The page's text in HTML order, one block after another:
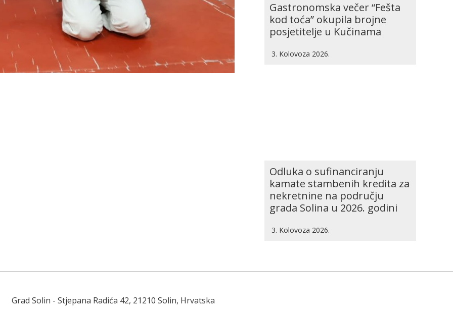
Gastronomska večer “Fešta
kod toća” okupila brojne
posjetitelje u Kučinama
3. Kolovoza 2026.
Odluka o sufinanciranju
kamate stambenih kredita za
nekretnine na području
grada Solina u 2026. godini
3. Kolovoza 2026.
Grad Solin - Stjepana Radića 42, 21210 Solin, Hrvatska